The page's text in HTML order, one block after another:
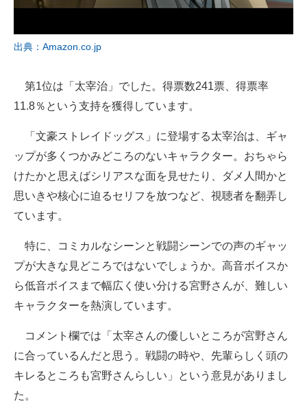
出典：Amazon.co.jp
第1位は「太宰治」でした。得票数241票、得票率
11.8％という支持を獲得しています。
「文豪ストレイドッグス」に登場する太宰治は、ギャ
ップが多くつかみどころのないキャラクター。おちゃら
けたかと思えばシリアスな面を見せたり、ダメ人間かと
思いきや核心に迫るセリフを放つなど、視聴者を翻弄し
ています。
特に、コミカルなシーンと戦闘シーンでの声のギャッ
プが大きな見どころではないでしょうか。高音ボイスか
ら低音ボイスまで幅広く使い分ける宮野さんが、難しい
キャラクターを熱演しています。
コメント欄では「太宰さんの優しいところが宮野さん
に合っているんだと思う。戦闘の時や、先輩らしく頭の
キレるところも宮野さんらしい」という意見がありまし
た。